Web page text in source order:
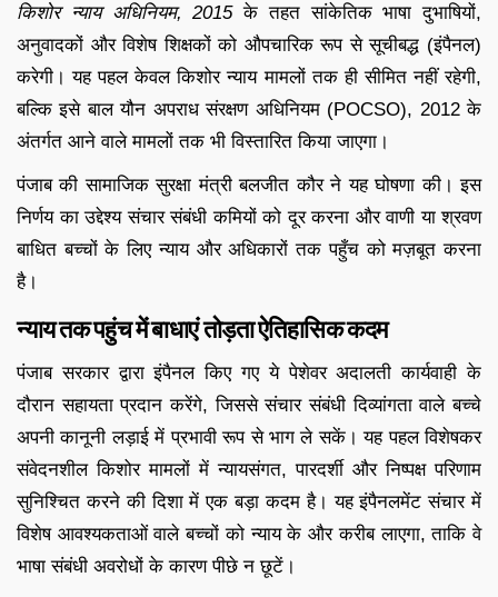
किशोर न्याय अधिनियम, 2015के तहत सांकेतिक भाषा दुभाषियों,
अनुवादकों और विशेष शिक्षकों को औपचारिक रूप से सूचीबद्ध (इंपैनल)
करेगी। यह पहल केवल किशोर न्याय मामलों तक ही सीमित नहीं रहेगी,
बल्कि इसे बाल यौन अपराध संरक्षण अधिनियम (POCSO), 2012 के
अंतर्गत आने वाले मामलों तक भी विस्तारित किया जाएगा।
पंजाब की सामाजिक सुरक्षा मंत्री बलजीत कौर ने यह घोषणा की। इस
निर्णय का उद्देश्य संचार संबंधी कमियों को दूर करना और वाणी या श्रवण
बाधित बच्चों के लिए न्याय और अधिकारों तक पहुँच को मज़बूत करना
है।
न्याय तक पहुंच में बाधाएं तोड़ता ऐतिहासिक कदम
पंजाब सरकार द्वारा इंपैनल किए गए ये पेशेवर अदालती कार्यवाही के
दौरान सहायता प्रदान करेंगे, जिससे संचार संबंधी दिव्यांगता वाले बच्चे
अपनी कानूनी लड़ाई में प्रभावी रूप से भाग ले सकें। यह पहल विशेषकर
संवेदनशील किशोर मामलों में न्यायसंगत, पारदर्शी और निष्पक्ष परिणाम
सुनिश्चित करने की दिशा में एक बड़ा कदम है। यह इंपैनलमेंट संचार में
विशेष आवश्यकताओं वाले बच्चों को न्याय के और करीब लाएगा, ताकि वे
भाषा संबंधी अवरोधों के कारण पीछे न छूटें।